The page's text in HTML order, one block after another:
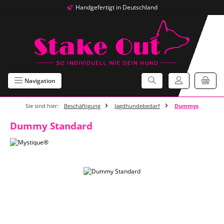
Zum Hauptinhalt springenHandgefertigt in Deutschland
Navigation
Sie sind hier: Beschäftigung Jagdhundebedarf Dummys
Dummy Standard
Bildergalerie überspringen